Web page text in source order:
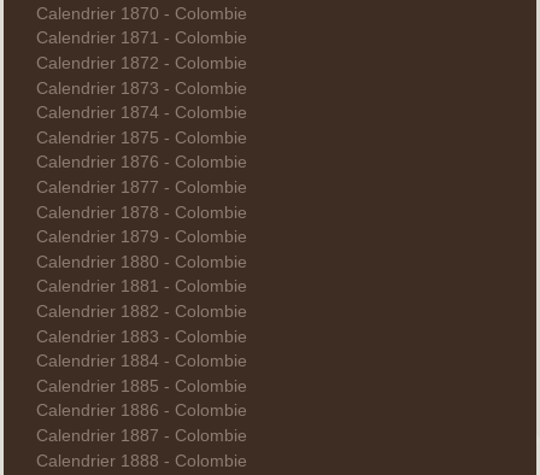
Calendrier 1870 - Colombie
Calendrier 1871 - Colombie
Calendrier 1872 - Colombie
Calendrier 1873 - Colombie
Calendrier 1874 - Colombie
Calendrier 1875 - Colombie
Calendrier 1876 - Colombie
Calendrier 1877 - Colombie
Calendrier 1878 - Colombie
Calendrier 1879 - Colombie
Calendrier 1880 - Colombie
Calendrier 1881 - Colombie
Calendrier 1882 - Colombie
Calendrier 1883 - Colombie
Calendrier 1884 - Colombie
Calendrier 1885 - Colombie
Calendrier 1886 - Colombie
Calendrier 1887 - Colombie
Calendrier 1888 - Colombie